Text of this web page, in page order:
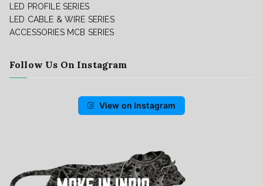
LED PROFILE SERIES
LED CABLE & WIRE SERIES
ACCESSORIES MCB SERIES
Follow Us On Instagram
View on Instagram